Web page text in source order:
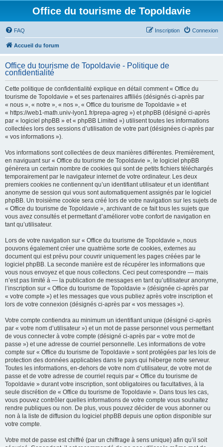
Office du tourisme de Topoldavie
FAQ Connexion
Inscription
Accueil du forum
Office du tourisme de Topoldavie - Politique de
confidentialité
Cette politique de confidentialité explique en détail comment « Office du
tourisme de Topoldavie » et ses partenaires affiliés (désignés ci-après par
« nous », « notre », « nos », « Office du tourisme de Topoldavie » et
« https://web1-math.univ-lyon1.fr/prepa-agreg ») et phpBB (désigné ci-après
par « logiciel phpBB » et « phpBB Limited ») utilisent toutes les informations
collectées lors des sessions d’utilisation de votre part (désignées ci-après par
« vos informations »).
Vos informations sont collectées de deux manières différentes. Premièrement,
en naviguant sur « Office du tourisme de Topoldavie », le logiciel phpBB
génèrera un certain nombre de cookies qui sont de petits fichiers téléchargés
temporairement par le navigateur internet de votre ordinateur. Les deux
premiers cookies ne contiennent qu’un identifiant utilisateur et un identifiant
anonyme de session qui vous sont automatiquement assignés par le logiciel
phpBB. Un troisième cookie sera créé lors de votre navigation sur les sujets de
« Office du tourisme de Topoldavie », archivant de ce fait tous les sujets que
vous avez consultés et permettant d’améliorer votre confort de navigation en
tant qu’utilisateur.
Lors de votre navigation sur « Office du tourisme de Topoldavie », nous
pouvons également créer une quatrième sorte de cookies, externes au
document qui est prévu pour couvrir uniquement les pages créées par le
logiciel phpBB. La seconde manière est de récupérer les informations que
vous nous envoyez et que nous collectons. Ceci peut correspondre — mais
n’est pas limité à — la publication de messages en tant qu’utilisateur anonyme,
l’inscription sur « Office du tourisme de Topoldavie » (désignée ci-après par
« votre compte ») et les messages que vous publiez après votre inscription et
lors de votre connexion (désignés ci-après par « vos messages »).
Votre compte contiendra au minimum un identifiant unique (désigné ci-après
par « votre nom d’utilisateur ») et un mot de passe personnel vous permettant
de vous connecter à votre compte (désigné ci-après par « votre mot de
passe ») et une adresse de courriel personnelle. Les informations de votre
compte sur « Office du tourisme de Topoldavie » sont protégées par les lois de
protection des données applicables dans le pays qui héberge notre serveur.
Toutes les informations, en-dehors de votre nom d’utilisateur, de votre mot de
passe et de votre adresse de courriel requis par « Office du tourisme de
Topoldavie » durant votre inscription, sont obligatoires ou facultatives, à la
seule discrétion de « Office du tourisme de Topoldavie ». Dans tous les cas,
vous pouvez contrôler quelles informations de votre compte vous souhaitez
rendre publiques ou non. De plus, vous pouvez décider de vous abonner ou
non à la liste de diffusion du logiciel phpBB depuis une option disponible sur
votre compte.
Votre mot de passe est chiffré (par un chiffrage à sens unique) afin qu’il soit